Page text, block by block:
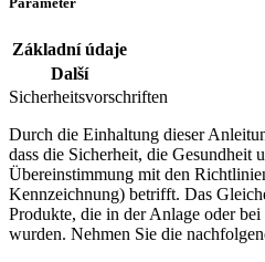
Základní údaje
Další
Sicherheitsvorschriften
Durch die Einhaltung dieser
dass die Sicherheit, die Gesundheit
Übereinstimmung mit den
Kennzeichnung) betrifft. Das
Produkte, die in der Anlage oder
wurden. Nehmen Sie die